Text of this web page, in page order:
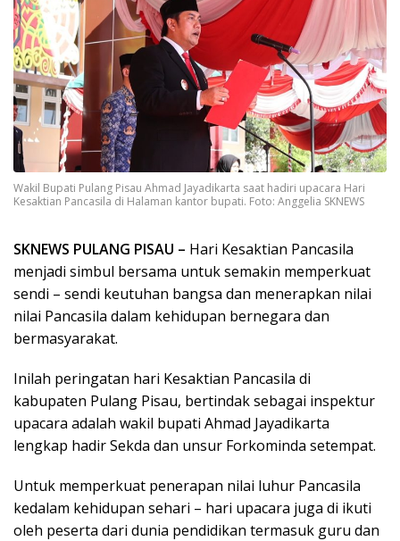
Wakil Bupati Pulang Pisau Ahmad Jayadikarta saat hadiri upacara Hari
Kesaktian Pancasila di Halaman kantor bupati. Foto: Anggelia SKNEWS
SKNEWS PULANG PISAU – Hari Kesaktian Pancasila
menjadi simbul bersama untuk semakin memperkuat
sendi – sendi keutuhan bangsa dan menerapkan nilai
nilai Pancasila dalam kehidupan bernegara dan
bermasyarakat.
Inilah peringatan hari Kesaktian Pancasila di
kabupaten Pulang Pisau, bertindak sebagai inspektur
upacara adalah wakil bupati Ahmad Jayadikarta
lengkap hadir Sekda dan unsur Forkominda setempat.
Untuk memperkuat penerapan nilai luhur Pancasila
kedalam kehidupan sehari – hari upacara juga di ikuti
oleh peserta dari dunia pendidikan termasuk guru dan